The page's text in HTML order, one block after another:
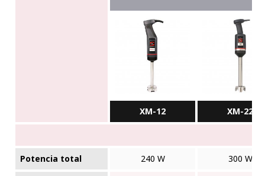
XM-12 XM-22
Potencia total 240 W 300 W